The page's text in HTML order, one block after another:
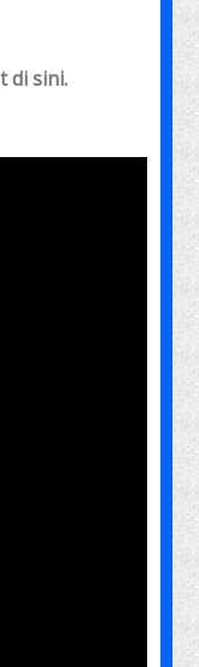
di sini.